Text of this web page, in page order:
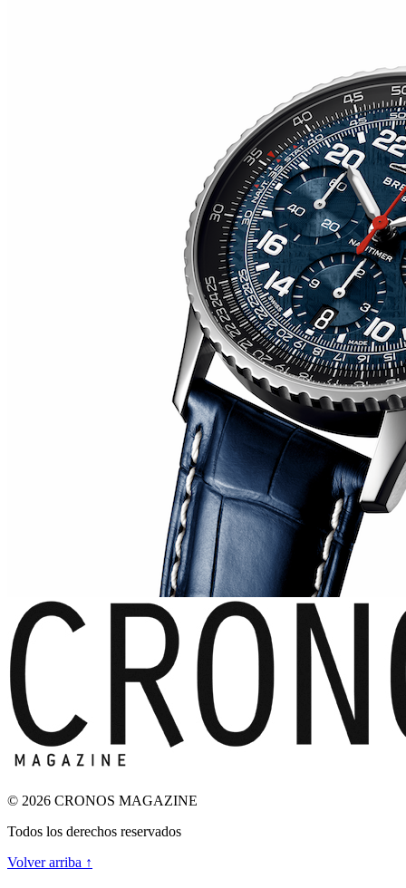
RM O7-01 COLOURED CERAMICS 2026 de RICHARD
© 2026 CRONOS MAGAZINE
Todos los derechos reservados
Volver arriba ↑